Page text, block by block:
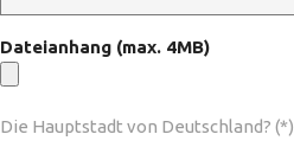
Dateianhang (max. 4MB)
Die Hauptstadt von Deutschland? (*)